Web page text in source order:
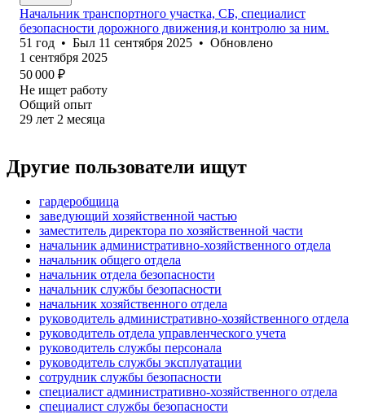
Начальник транспортного участка, СБ, специалист
безопасности дорожного движения,и контролю за ним.
51 год • Был 11 сентября 2025 • Обновлено
1 сентября 2025
50 000 ₽
Не ищет работу
Общий опыт
29 лет 2 месяца
Другие пользователи ищут
гардеробщица
заведующий хозяйственной частью
заместитель директора по хозяйственной части
начальник административно-хозяйственного отдела
начальник общего отдела
начальник отдела безопасности
начальник службы безопасности
начальник хозяйственного отдела
руководитель административно-хозяйственного отдела
руководитель отдела управленческого учета
руководитель службы персонала
руководитель службы эксплуатации
сотрудник службы безопасности
специалист административно-хозяйственного отдела
специалист службы безопасности